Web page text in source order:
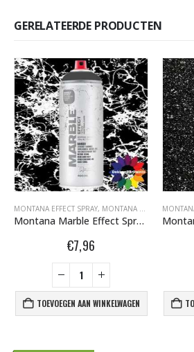
GERELATEERDE PRODUCTEN
SPUITBUSSEN ,MONTANA GRAFFITI
MONTANA EFFECT SPRAY, MONTANA GRAFFITI SPUITBUSSEN
Montana Marble Effect Spray EM 9000 Black 400 ml 415357
€7,96
TOEVOEGEN AAN WINKELWAGEN